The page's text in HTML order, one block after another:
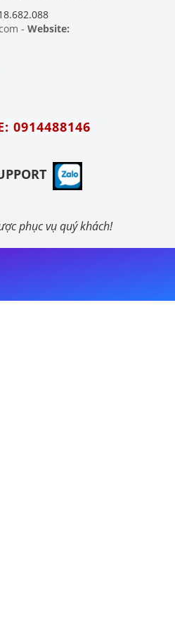
- Website:
0914488146
phục vụ quý khách!